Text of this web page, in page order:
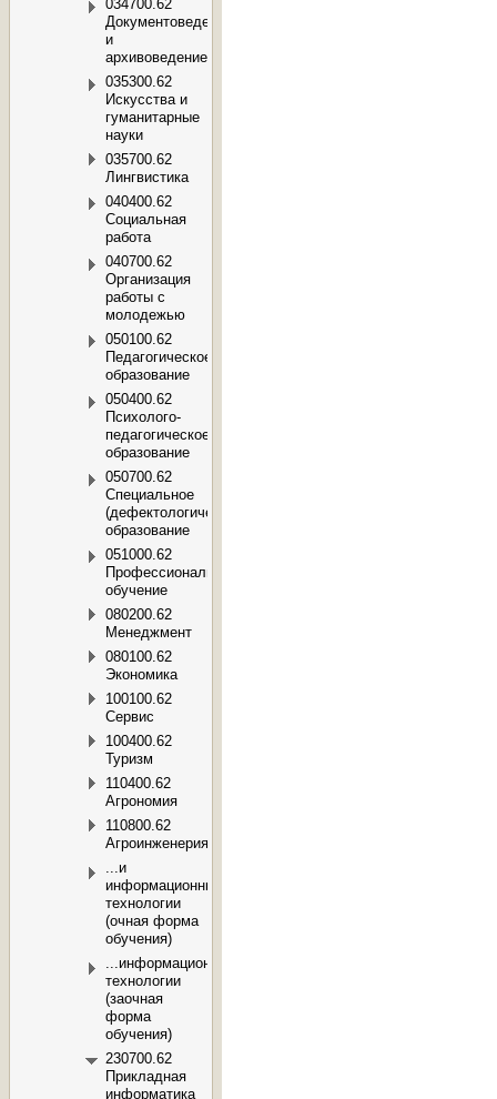
034700.62
Документоведение
и
архивоведение
035300.62
Искусства и
гуманитарные
науки
035700.62
Лингвистика
040400.62
Социальная
работа
040700.62
Организация
работы с
молодежью
050100.62
Педагогическое
образование
050400.62
Психолого-
педагогическое
образование
050700.62
Специальное
(дефектологическое)
образование
051000.62
Профессиональное
обучение
080200.62
Менеджмент
080100.62
Экономика
100100.62
Сервис
100400.62
Туризм
110400.62
Агрономия
110800.62
Агроинженерия
...и
информационные
технологии
(очная форма
обучения)
...информационные
технологии
(заочная
форма
обучения)
230700.62
Прикладная
информатика